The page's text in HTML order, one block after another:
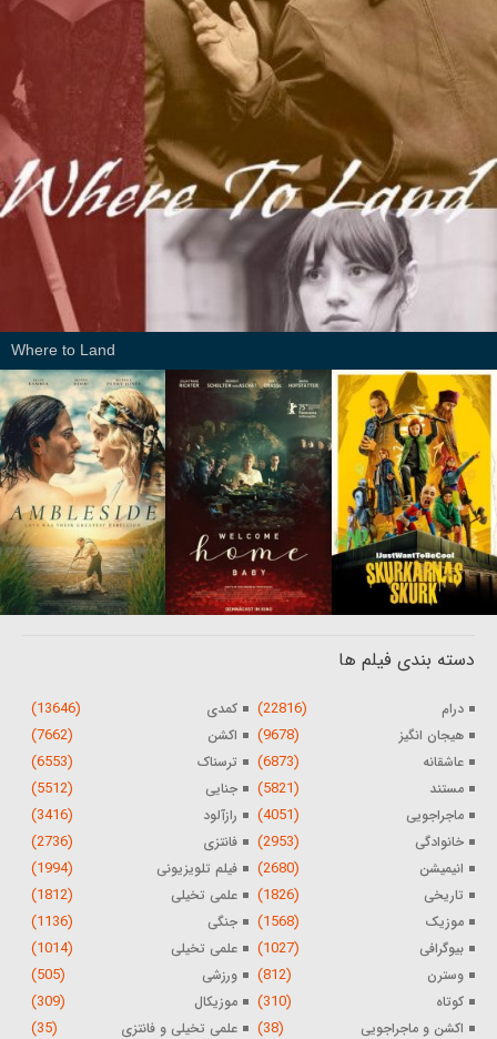
Where to Land
دسته بندی فیلم ها
درام (22816) کمدی (13646)
هیجان انگیز (9678) اکشن (7662)
عاشقانه (6873) ترسناک (6553)
مستند (5821) جنایی (5512)
ماجراجویی (4051) رازآلود (3416)
خانوادگی (2953) فانتزی (2736)
انیمیشن (2680) فیلم تلویزیونی (1994)
تاریخی (1826) علمی تخیلی (1812)
موزیک (1568) جنگی (1136)
بیوگرافی (1027) علمی تخیلی (1014)
وسترن (812) ورزشی (505)
کوتاه (310) موزیکال (309)
اکشن و ماجراجویی (38) علمی تخیلی و فانتزی (35)